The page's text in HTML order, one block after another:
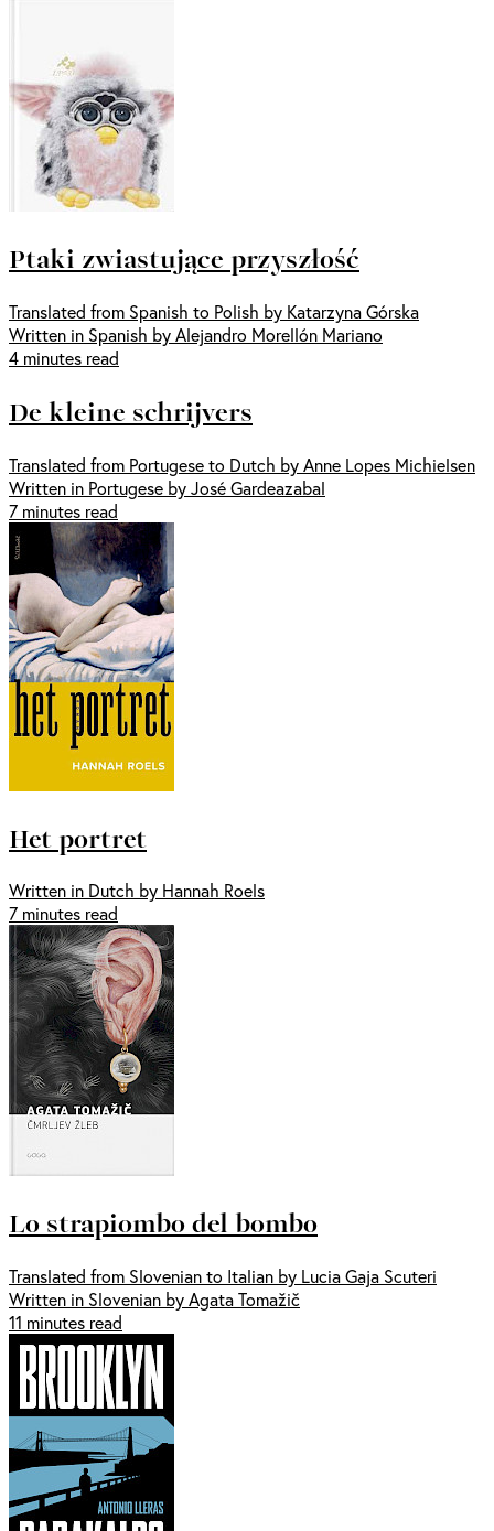
Ptaki zwiastujące przyszłość
Translated from Spanish to Polish by Katarzyna Górska
Written in Spanish by Alejandro Morellón Mariano
4 minutes read
De kleine schrijvers
Translated from Portugese to Dutch by Anne Lopes Michielsen
Written in Portugese by José Gardeazabal
7 minutes read
Het portret
Written in Dutch by Hannah Roels
7 minutes read
Lo strapiombo del bombo
Translated from Slovenian to Italian by Lucia Gaja Scuteri
Written in Slovenian by Agata Tomažič
11 minutes read